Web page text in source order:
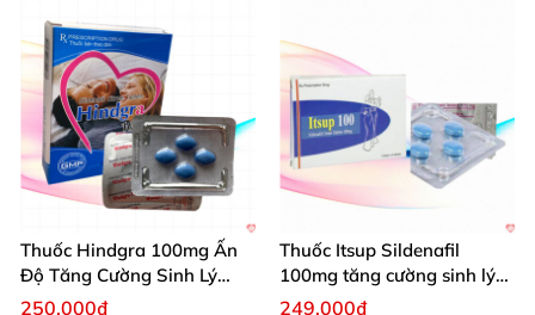
Thuốc Hindgra 100mg Ấn
Độ Tăng Cường Sinh Lý
Nam Hiệu Quả
250.000₫
Thuốc Itsup Sildenafil
100mg tăng cường sinh lý
kéo dài thời gian cho nam
249.000₫